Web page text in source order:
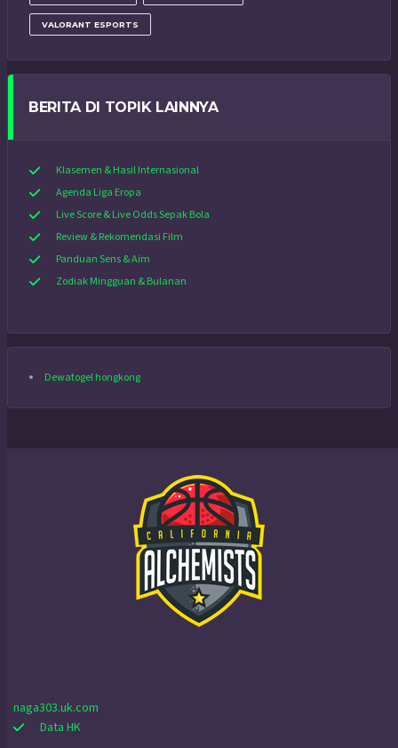
VALORANT ESPORTS
BERITA DI TOPIK LAINNYA
Klasemen & Hasil Internasional
Agenda Liga Eropa
Live Score & Live Odds Sepak Bola
Review & Rekomendasi Film
Panduan Sens & Aim
Zodiak Mingguan & Bulanan
Dewatogel hongkong
naga303.uk.com
Data HK